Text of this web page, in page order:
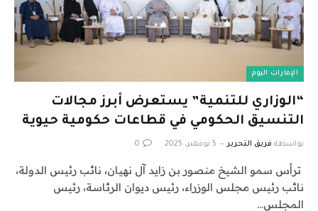
الإمارات اليوم
“الوزاري للتنمية” يستعرض أبرز مجالات
التنسيق الحكومي في قطاعات حكومية حيوية
بواسطة فريق التحرير 5 نوفمبر، 2025 0
ترأس سمو الشيخ منصور بن زايد آل نهيان، نائب رئيس الدولة،
نائب رئيس مجلس الوزراء، رئيس ديوان الرئاسة، رئيس
المجلس…